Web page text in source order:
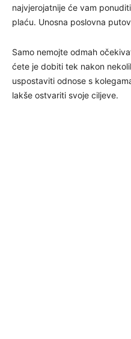
najvjerojatnije će vam
plaću. Unosna poslovna
Samo nemojte odmah
ćete je dobiti tek nakon
uspostaviti odnose s
lakše ostvariti svoje ciljeve.